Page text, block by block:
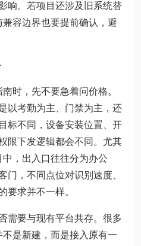
响。若项目还涉及旧系统替
容边界也要提前确认，避
时，先不要急着问价格。
以考勤为主、门禁为主，还
标不同，设备安装位置、开
限下发逻辑都会不同。尤其
，出入口往往分为办公
门，不同点位对识别速度、
要求并不一样。
需要与现有平台共存。很多
是新建，而是接入原有一